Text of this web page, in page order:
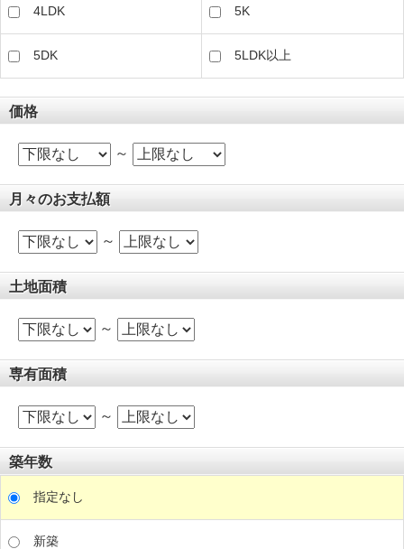
4LDK 5K
5DK 5LDK以上
価格
～
月々のお支払額
～
土地面積
～
専有面積
～
築年数
指定なし
新築